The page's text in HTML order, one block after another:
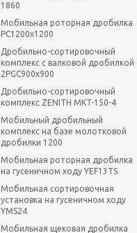
1860
Мобильная роторная дробилка
РС1200х1200
Дробильно-сортировочный
комплекс с валковой дробилкой
2PGC900x900
Дробильно-сортировочный
комплекс ZENITH MKT-150-4
Мобильный дробильный
комплекс на базе молотковой
дробилки 1200
Мобильная роторная дробилка
на гусеничном ходу YEF13TS
Мобильная сортировочная
установка на гусеничном ходу
YMS24
Мобильная щековая дробилка